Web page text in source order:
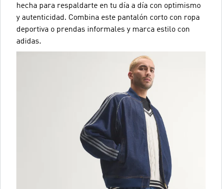
hecha para respaldarte en tu día a día con optimismo
y autenticidad. Combina este pantalón corto con ropa
deportiva o prendas informales y marca estilo con
adidas.